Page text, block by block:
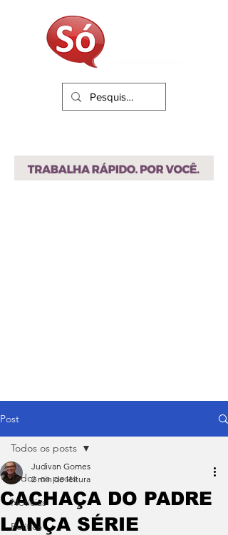
Post
Todos os posts
Notícias
Política
Todos os posts
CACHAÇA DO PADRE
LANÇA SÉRIE
Judivan Gomes
2 min de leitura